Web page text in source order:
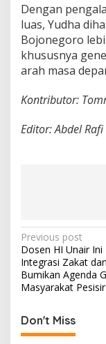
Dengan
luas, Yudha
Bojonegoro
khususnya
arah masa
Kontributor:
Editor: Abdel Rafi
P
o
s
t
n
a
Previous post
Dosen HI Unair Ini
Integrasi Zakat
Bumikan Agenda
Masyarakat Pesisir
Don't Miss